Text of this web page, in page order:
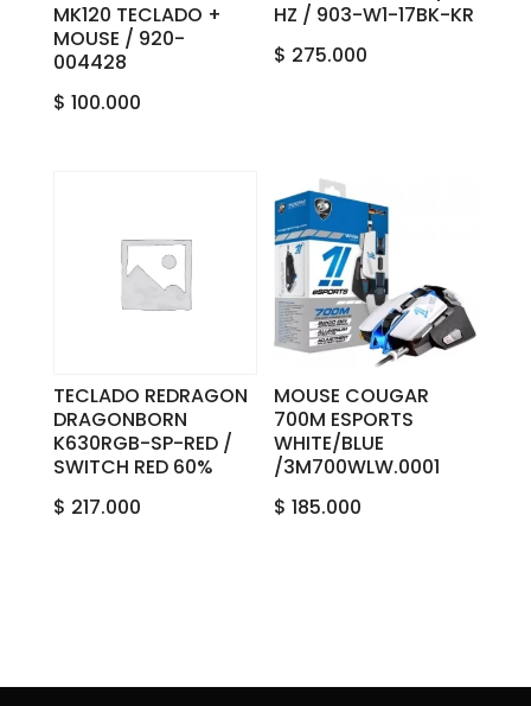
MK120 TECLADO +
MOUSE / 920-
004428
$ 100.000
HZ / 903-W1-17BK-KR
$ 275.000
TECLADO REDRAGON
DRAGONBORN
K630RGB-SP-RED /
SWITCH RED 60%
$ 217.000
MOUSE COUGAR
700M ESPORTS
WHITE/BLUE
/3M700WLW.0001
$ 185.000